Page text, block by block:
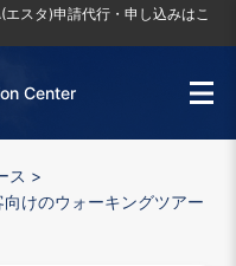
エスタ)申請代行・申し込みはこ
Center
ス >
けのウォーキングツアー